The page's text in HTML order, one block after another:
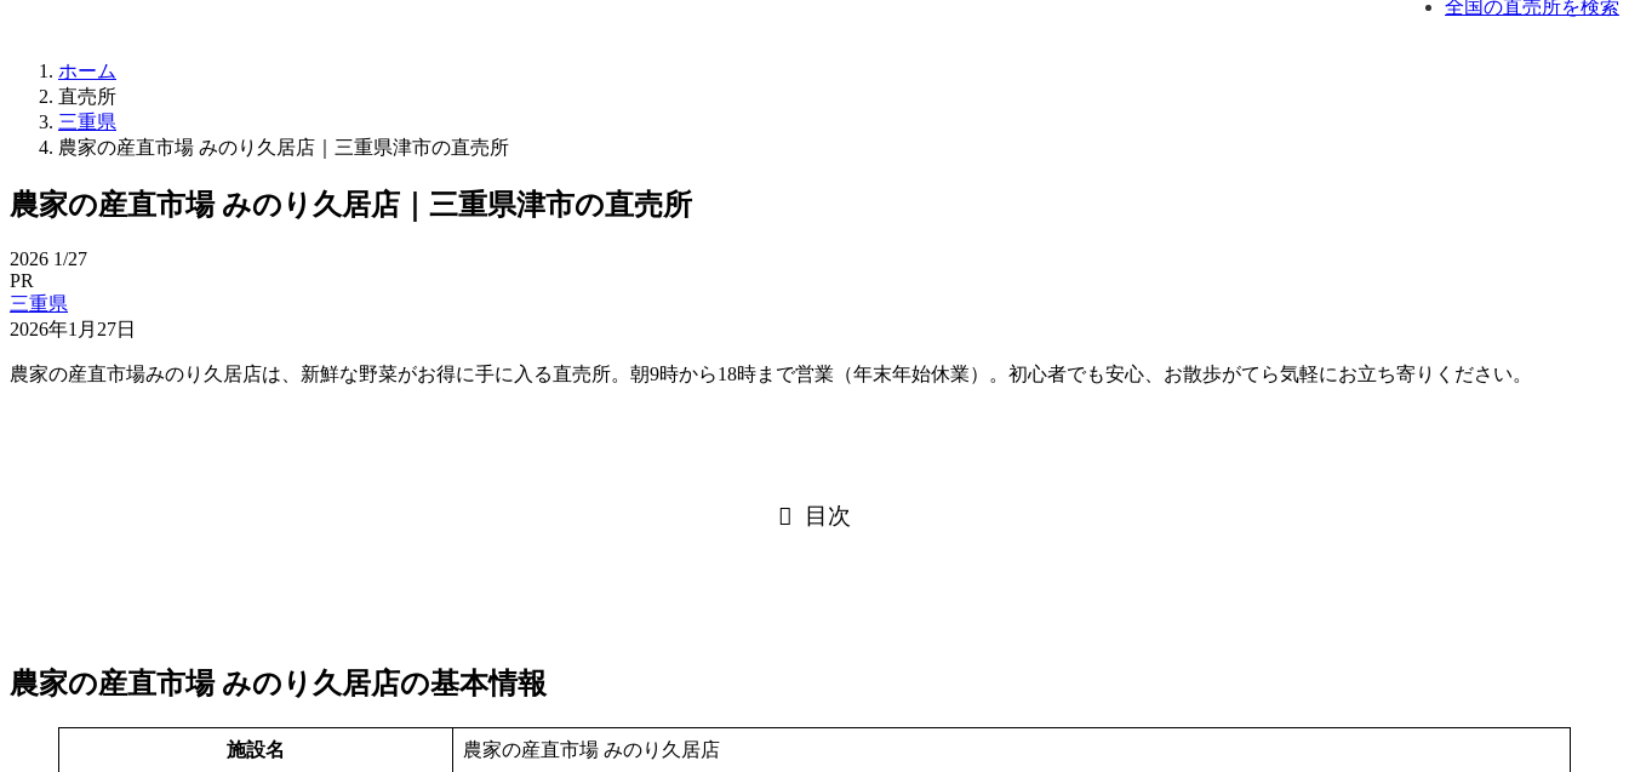
全国の直売所を検索
ホーム
直売所
三重県
農家の産直市場 みのり久居店｜三重県津市の直売所
農家の産直市場 みのり久居店｜三重県津市の直売所
2026 1/27
PR
三重県
2026年1月27日
農家の産直市場みのり久居店は、新鮮な野菜がお得に手に入る直売所。朝9時から18時まで営業（年末年始休業）。初心者でも安心、お散歩がてら気軽にお立ち寄りください。
目次
農家の産直市場 みのり久居店の基本情報
施設名 農家の産直市場 みのり久居店